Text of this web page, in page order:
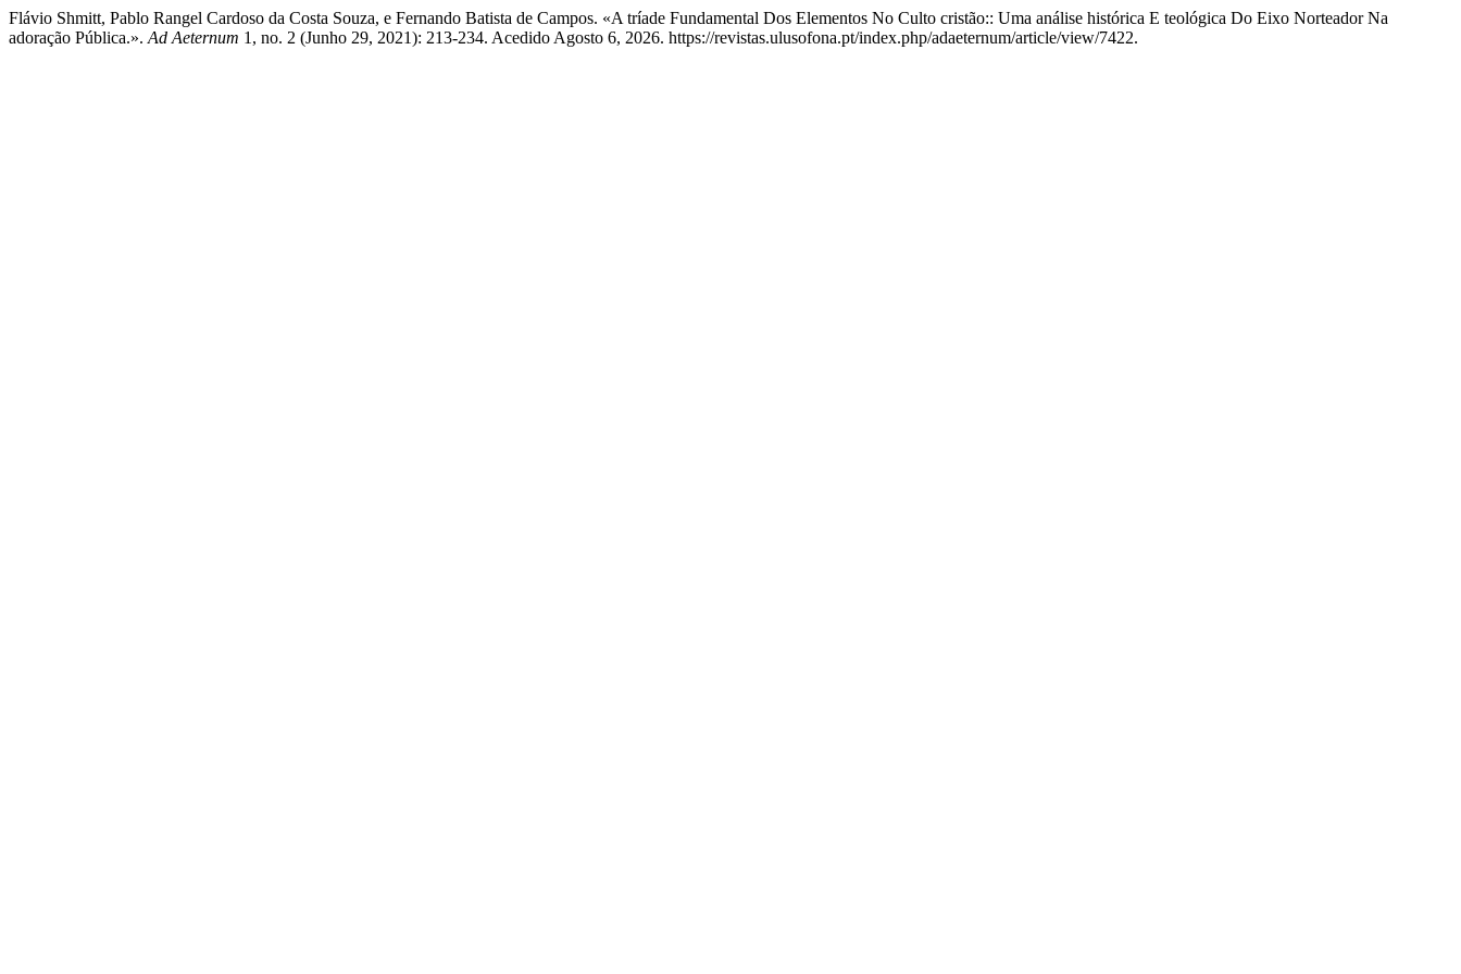
Flávio Shmitt, Pablo Rangel Cardoso da Costa Souza, e Fernando Batista de Campos. «A tríade Fundamental Dos Elementos No Culto cristão:: Uma análise histórica E teológica Do Eixo Norteador Na
adoração Pública.». Ad Aeternum 1, no. 2 (Junho 29, 2021): 213-234. Acedido Agosto 6, 2026. https://revistas.ulusofona.pt/index.php/adaeternum/article/view/7422.